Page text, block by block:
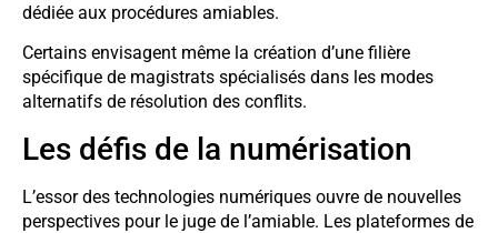
dédiée aux procédures amiables.
Certains envisagent même la création d’une filière
spécifique de magistrats spécialisés dans les modes
alternatifs de résolution des conflits.
Les défis de la numérisation
L’essor des technologies numériques ouvre de nouvelles
perspectives pour le juge de l’amiable. Les plateformes de